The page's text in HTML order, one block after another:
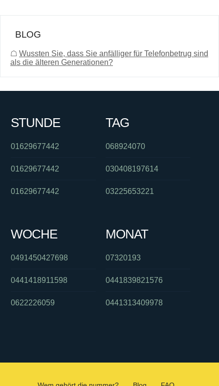
BLOG
☖ Wussten Sie, dass Sie anfälliger für Telefonbetrug sind
als die älteren Generationen?
STUNDE
01629677442
01629677442
01629677442
TAG
068924070
030408197614
03225653221
WOCHE
0491450427698
0441418911598
0622226059
MONAT
07320193
0441839821576
0441313409978